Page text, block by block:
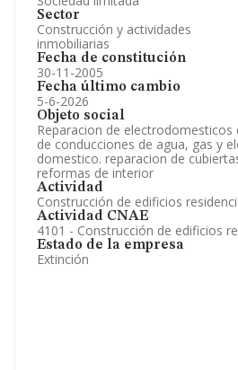
Sector
Construcción y actividades
inmobiliarias
Fecha de constitución
30-11-2005
Fecha último cambio
5-6-2026
Objeto social
Reparacion de electrodomesticos
de conducciones de agua, gas y
domestico. reparacion de
reformas de interior
Actividad
Construcción de edificios
Actividad CNAE
4101 - Construcción de edificios
Estado de la empresa
Extinción